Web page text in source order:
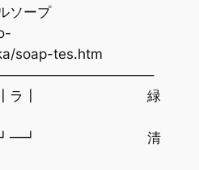
ソープ
soap-tes.htm
┃サ┃ラ┃ 緑
清